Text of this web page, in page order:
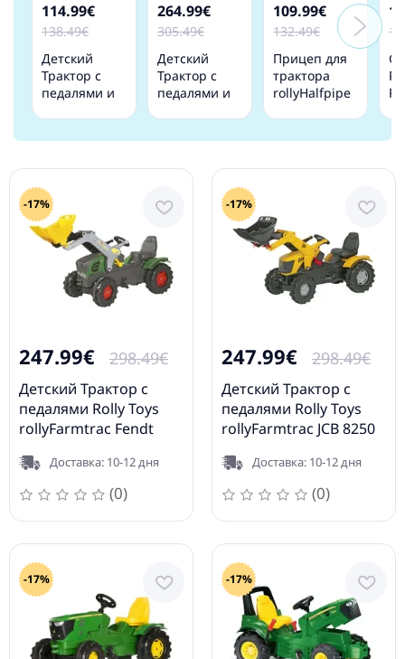
114.99€
138.49€
Детский
Трактор с
педалями и
Rolly KID John
264.99€
305.49€
Детский
Трактор с
педалями и
Rolly Toys
JCB (3-8 лет)
109.99€
132.49€
Прицеп для
трактора
rollyHalfpipe
123230
-17%
247.99€ 298.49€
Детский Трактор с
педалями Rolly Toys
rollyFarmtrac Fendt
611058Доставка: 10-12 дня
(0)
-17%
247.99€ 298.49€
Детский Трактор с
педалями Rolly Toys
rollyFarmtrac JCB 8250
Доставка: 10-12 дня
(0)
-17% -17%